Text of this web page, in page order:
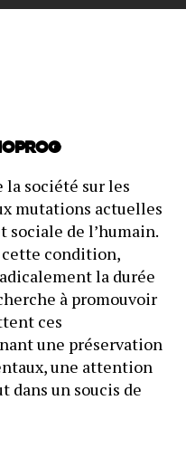
société sur les
mutations actuelles
de l’humain.
cette condition,
la durée
à promouvoir
ces
une préservation
une attention
dans un soucis de